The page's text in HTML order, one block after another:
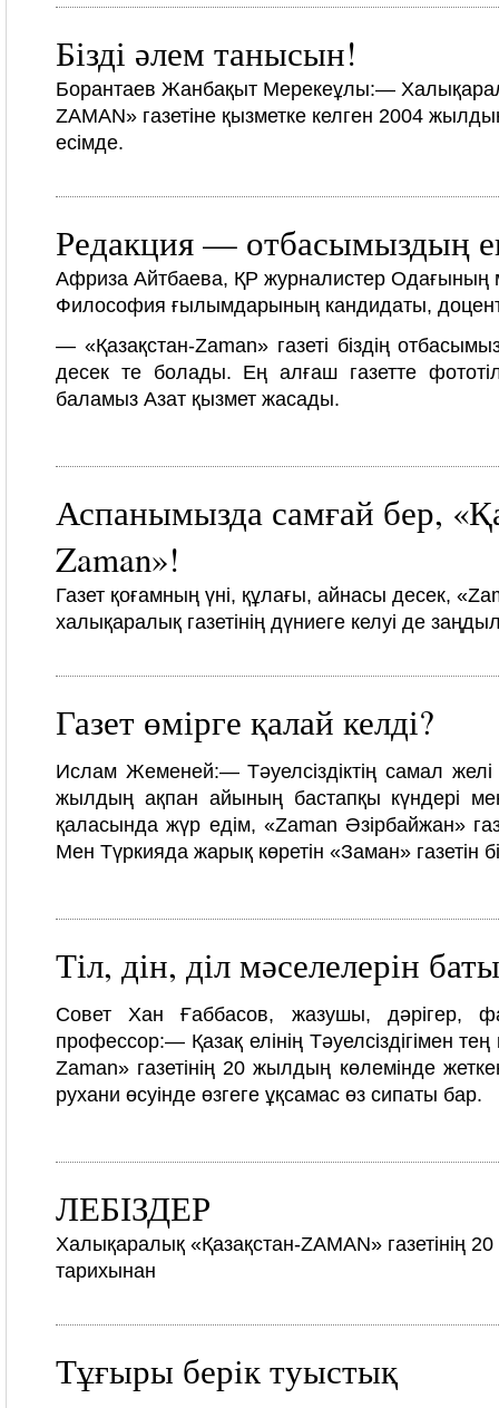
Бізді әлем танысын!
Борантаев Жанбақыт Мерекеұлы:—
ZAMAN» газетіне қызметке келген 2004
есімде.
Редакция — отбасымыздың
Африза Айтбаева, ҚР журналистер Одағының
Философия ғылымдарының кандидаты,
— «Қазақстан-Zaman» газеті біздің
десек те болады. Ең алғаш газетте
баламыз Азат қызмет жасады.
Аспанымызда самғай бер,
Zaman»!
Газет қоғамның үні, құлағы, айнасы десек,
халықаралық газетінің дүниеге келуі де
Газет өмірге қалай келді?
Ислам Жеменей:— Тәуелсіздіктің самал
жылдың ақпан айының бастапқы күндері
қаласында жүр едім, «Zaman Әзірбайжан»
Мен Түркияда жарық көретін «Заман» газетін
Тіл, дін, діл мәселелерін
Совет Хан Ғаббасов, жазушы, дәрігер,
профессор:— Қазақ елінің Тәуелсіздігімен
Zaman» газетінің 20 жылдың көлемінде
рухани өсуінде өзгеге ұқсамас өз сипаты бар.
ЛЕБІЗДЕР
Халықаралық «Қазақстан-ZAMAN» газетінің
тарихынан
Тұғыры берiк туыстық